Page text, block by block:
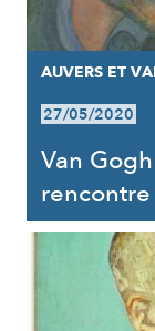
AUVERS ET
27/05/2020
Van